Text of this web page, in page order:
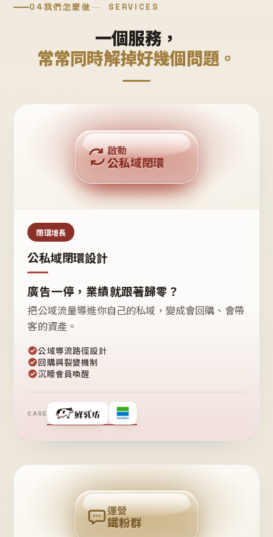
04我們怎麼做 SERVICES
一個服務，
常常同時解掉好幾個問題。
公域流量
私域鐵粉
回購複利
啟動
公私域閉環
閉環增長
公私域閉環設計
廣告一停，業績就跟著歸零？
把公域流量導進你自己的私域，變成會回購、會帶
客的資產。
公域導流路徑設計
回購與裂變機制
沉睡會員喚醒
CASE
❤
粉
回
購
運營
鐵粉群